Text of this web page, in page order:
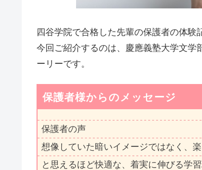
四谷学院で合格した先輩の保護者の体験
今回ご紹介するのは、慶應義塾大学文学
ーリーです。
保護者様からのメッセージ
保護者の声
想像していた暗いイメージではなく、
と思えるほど快適な、着実に伸びる学